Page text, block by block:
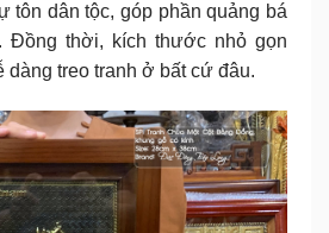
tôn dân tộc, góp phần quảng bá
Đồng thời, kích thước nhỏ gọn
treo tranh ở bất cứ đâu.